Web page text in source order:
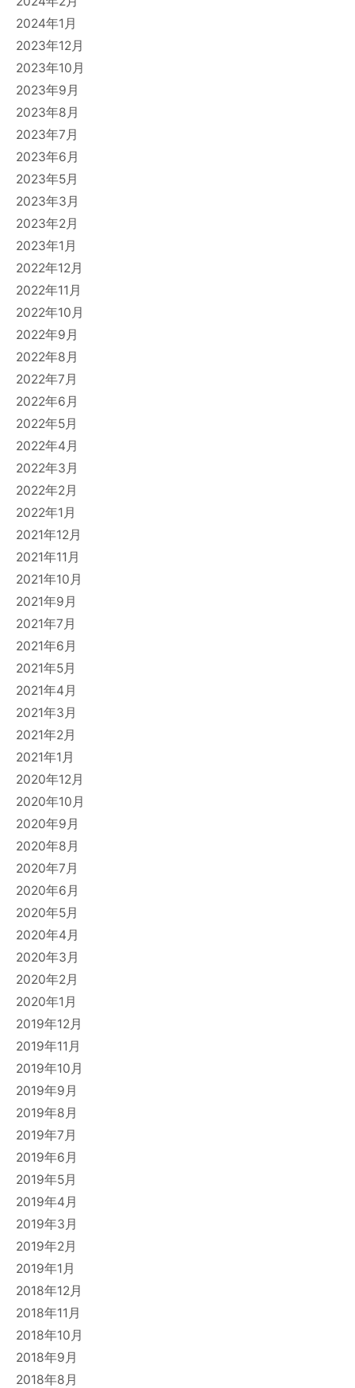
2024年1月
2023年12月
2023年10月
2023年9月
2023年8月
2023年7月
2023年6月
2023年5月
2023年3月
2023年2月
2023年1月
2022年12月
2022年11月
2022年10月
2022年9月
2022年8月
2022年7月
2022年6月
2022年5月
2022年4月
2022年3月
2022年2月
2022年1月
2021年12月
2021年11月
2021年10月
2021年9月
2021年7月
2021年6月
2021年5月
2021年4月
2021年3月
2021年2月
2021年1月
2020年12月
2020年10月
2020年9月
2020年8月
2020年7月
2020年6月
2020年5月
2020年4月
2020年3月
2020年2月
2020年1月
2019年12月
2019年11月
2019年10月
2019年9月
2019年8月
2019年7月
2019年6月
2019年5月
2019年4月
2019年3月
2019年2月
2019年1月
2018年12月
2018年11月
2018年10月
2018年9月
2018年8月